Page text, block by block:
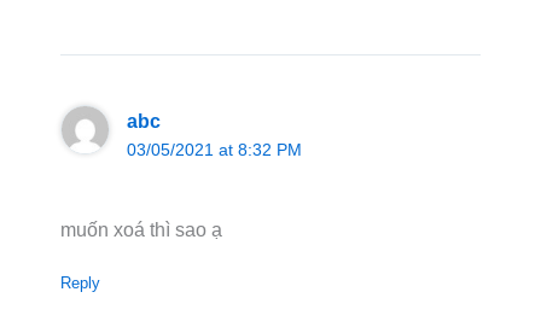
abc
03/05/2021 at 8:32 PM
muốn xoá thì sao ạ
Reply